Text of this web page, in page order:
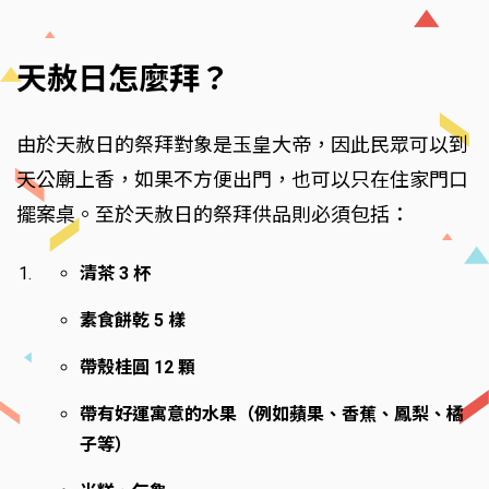
天赦日怎麼拜？
由於天赦日的祭拜對象是玉皇大帝，因此民眾可以到
天公廟上香，如果不方便出門，也可以只在住家門口
擺案桌。至於天赦日的祭拜供品則必須包括：
清茶 3 杯
素食餅乾 5 樣
帶殼桂圓 12 顆
帶有好運寓意的水果（例如蘋果、香蕉、鳳梨、橘
子等）